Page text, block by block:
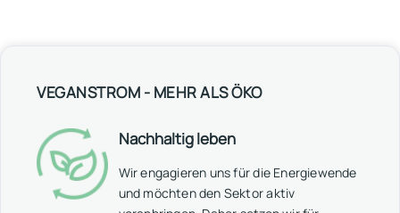
VEGANSTROM - MEHR ALS ÖKO
Nachhaltig leben
Wir engagieren uns für die Energiewende
und möchten den Sektor aktiv